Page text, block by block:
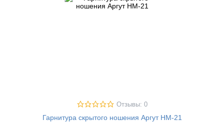
Отзывы: 0
Гарнитура скрытого ношения Аргут HM-21